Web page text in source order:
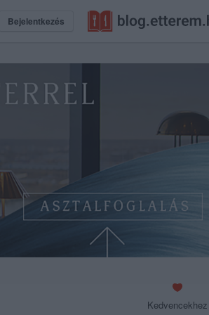
Bejelentkezés
Kedvencekhez